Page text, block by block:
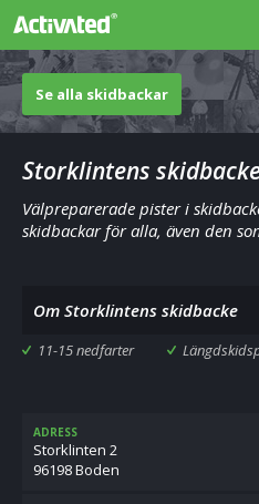
Se alla skidbackar
Storklintens
Välpreparerade pister i
skidbackar för alla, även den
Om Storklintens skidbacke
11-15 nedfarter
ADRESS
Storklinten 2
96198 Boden